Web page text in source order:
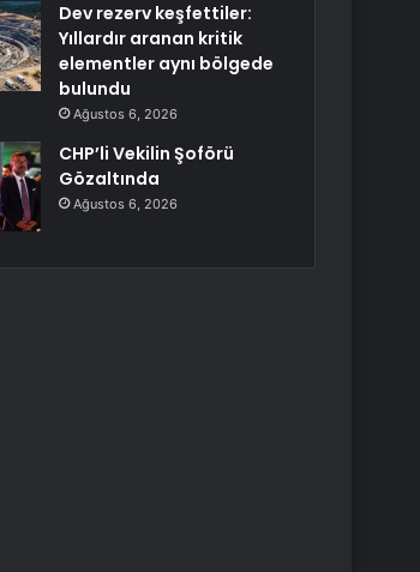
Dev rezerv keşfettiler:
Yıllardır aranan kritik
elementler aynı bölgede
bulundu
Ağustos 6, 2026
CHP’li Vekilin Şoförü
Gözaltında
Ağustos 6, 2026